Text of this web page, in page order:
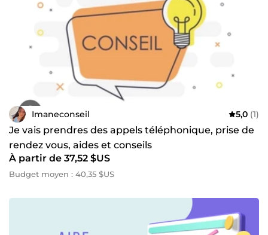
Imaneconseil 5,0 (1)
Je vais prendres des appels téléphonique, prise de
rendez vous, aides et conseils
À partir de 37,52 $US
Budget moyen : 40,35 $US